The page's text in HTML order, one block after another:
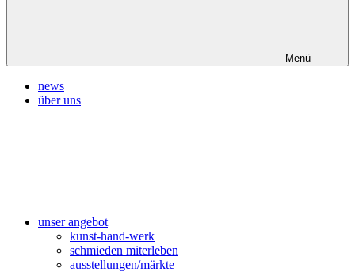
Menü
news
über uns
unser angebot
kunst-hand-werk
schmieden miterleben
ausstellungen/märkte